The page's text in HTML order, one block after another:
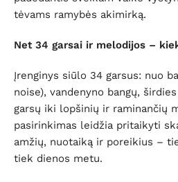
tėvams ramybės akimirką.
Net 34 garsai ir melodijos –
Įrenginys siūlo 34 garsus: nuo
noise), vandenyno bangų,
garsų iki lopšinių ir raminančių
pasirinkimas leidžia pritaikyti
amžių, nuotaiką ir poreikius –
tiek dienos metu.